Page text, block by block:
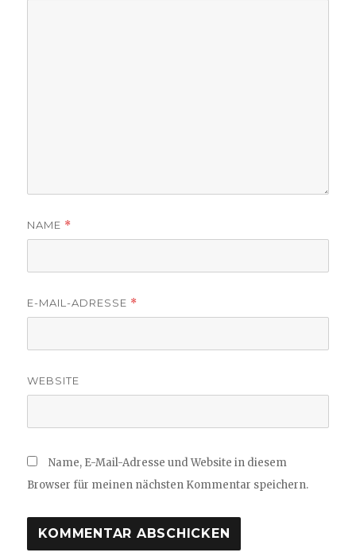
NAME *
E-MAIL-ADRESSE *
WEBSITE
Name, E-Mail-Adresse und Website in diesem
Browser für meinen nächsten Kommentar speichern.